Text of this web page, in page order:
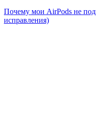
Почему мои AirPods не
исправления)